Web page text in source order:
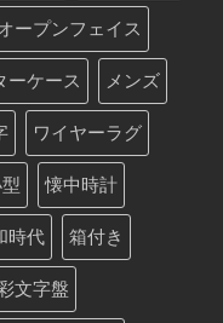
ープンフェイス
ーケース メンズ
ワイヤーラグ
懐中時計
時代 箱付き
文字盤